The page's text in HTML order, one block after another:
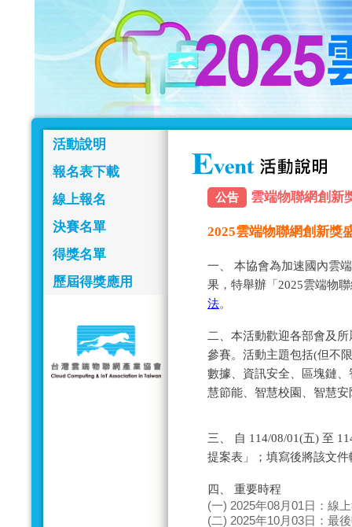
活動說明
報名表下載
線上報名
決賽名單
得獎名單
歷屆得獎應用
公告 雲端物聯網創新
2025雲端物聯網創新獎
一、 本協會為加速國內雲
果，特舉辦「2025雲端物
法。
二、本活動歡迎各部會及
參賽。活動主題包括(但不
數據、資訊安全、區塊鏈
慧節能、智慧校園、智慧
三、 自 114/08/01(五) 至
提案表」；填寫後將該文
四、 重要時程
(一) 2025年08月01日：線
(二) 2025年10月03日：最